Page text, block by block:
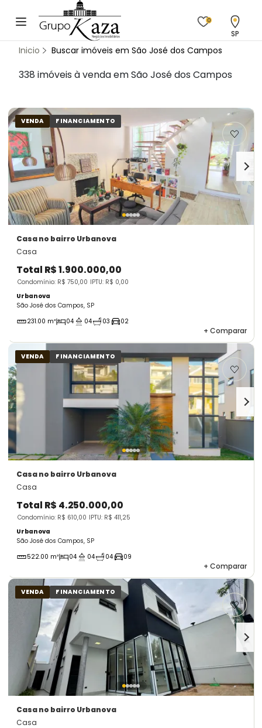
0
SP
Inicio Buscar imóveis em São José dos Campos
338 imóveis à venda em São José dos Campos
VENDA FINANCIAMENTO
Casano bairro Urbanova
Casa
Total R$ 1.900.000,00
Condomínio: R$ 750,00 IPTU: R$ 0,00
Urbanova
São José dos Campos, SP
231.00 m²
04 04 03 02
+ Comparar
VENDA FINANCIAMENTO
Casano bairro Urbanova
Casa
Total R$ 4.250.000,00
Condomínio: R$ 610,00 IPTU: R$ 411,25
Urbanova
São José dos Campos, SP
522.00 m²
04 04 04 09
+ Comparar
VENDA FINANCIAMENTO
Casano bairro Urbanova
Casa